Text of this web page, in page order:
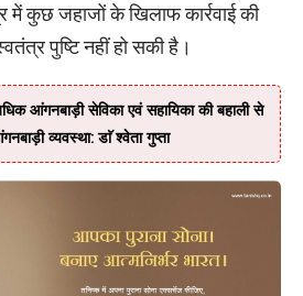
में कुछ जहाजों के खिलाफ कार्रवाई की
पुष्टि नहीं हो सकी है।
आंगनबाड़ी सेविका एवं सहायिका की बहाली से
व्यवस्था: डाॅ श्वेता गुप्ता